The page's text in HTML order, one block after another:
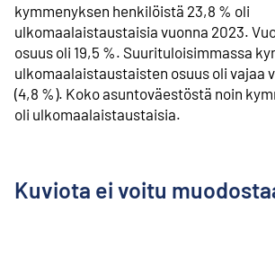
kymmenyksen henkilöistä 23,8 % oli
ulkomaalaistaustaisia vuonna 2023.
osuus oli 19,5 %. Suurituloisimmassa
ulkomaalaistaustaisten osuus oli vajaa
(4,8 %). Koko asuntoväestöstä noin
oli ulkomaalaistaustaisia.
Kuviota ei voitu